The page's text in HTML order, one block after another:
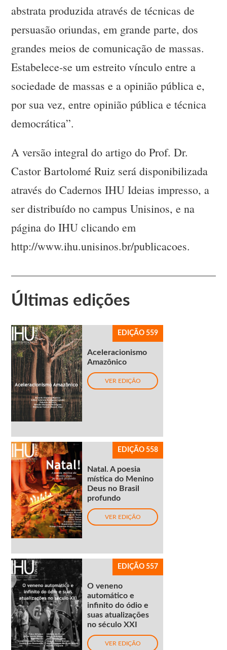
abstrata produzida através de técnicas de
persuasão oriundas, em grande parte, dos
grandes meios de comunicação de massas.
Estabelece-se um estreito vínculo entre a
sociedade de massas e a opinião pública e,
por sua vez, entre opinião pública e técnica
democrática”.
A versão integral do artigo do Prof. Dr.
Castor Bartolomé Ruiz será disponibilizada
através do Cadernos IHU Ideias impresso, a
ser distribuído no campus Unisinos, e na
página do IHU clicando em
http://www.ihu.unisinos.br/publicacoes.
Últimas edições
EDIÇÃO 559
Aceleracionismo
Amazônico
VER EDIÇÃO
EDIÇÃO 558
Natal. A poesia
mística do Menino
Deus no Brasil
profundo
VER EDIÇÃO
EDIÇÃO 557
O veneno
automático e
infinito do ódio e
suas atualizações
no século XXI
VER EDIÇÃO